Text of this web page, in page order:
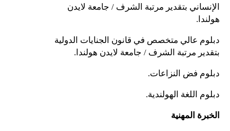
الإنساني بتقدير مرتبة الشرف / جامعة لايدن
هولندا.
دبلوم عالي متخصص في قانون الجنايات الدولية
بتقدير مرتبة الشرف / جامعة لايدن هولندا.
دبلوم فض النزاعات.
دبلوم اللغة الهولندية.
الخبرة المهنية